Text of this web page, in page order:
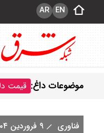
EN
AR
موضوعات داغ: قیمت
فناوری ۹ فروردین ۱۴۰۴